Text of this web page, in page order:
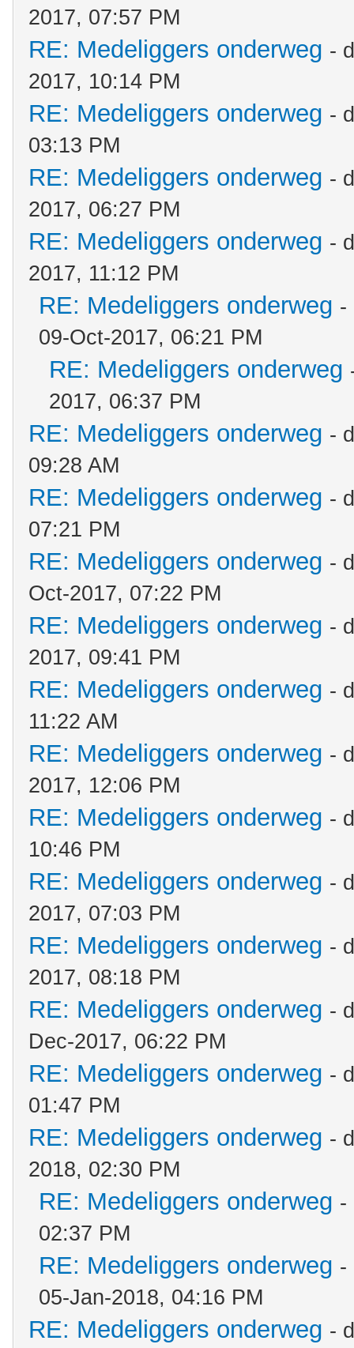
2017, 07:57 PM
RE: Medeliggers onderweg -
2017, 10:14 PM
RE: Medeliggers onderweg -
03:13 PM
RE: Medeliggers onderweg -
2017, 06:27 PM
RE: Medeliggers onderweg -
2017, 11:12 PM
RE: Medeliggers onderweg -
09-Oct-2017, 06:21 PM
RE: Medeliggers onderweg
2017, 06:37 PM
RE: Medeliggers onderweg -
09:28 AM
RE: Medeliggers onderweg -
07:21 PM
RE: Medeliggers onderweg -
Oct-2017, 07:22 PM
RE: Medeliggers onderweg -
2017, 09:41 PM
RE: Medeliggers onderweg -
11:22 AM
RE: Medeliggers onderweg -
2017, 12:06 PM
RE: Medeliggers onderweg -
10:46 PM
RE: Medeliggers onderweg -
2017, 07:03 PM
RE: Medeliggers onderweg -
2017, 08:18 PM
RE: Medeliggers onderweg -
Dec-2017, 06:22 PM
RE: Medeliggers onderweg -
01:47 PM
RE: Medeliggers onderweg -
2018, 02:30 PM
RE: Medeliggers onderweg -
02:37 PM
RE: Medeliggers onderweg -
05-Jan-2018, 04:16 PM
RE: Medeliggers onderweg -